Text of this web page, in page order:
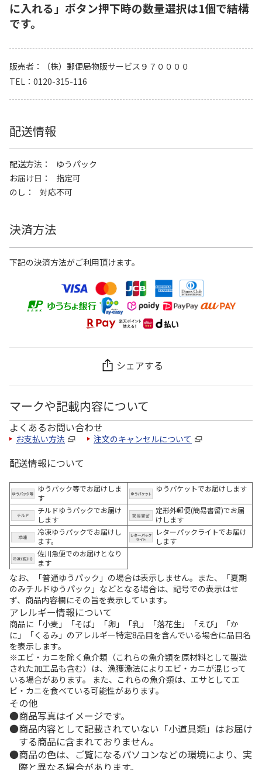
に入れる」ボタン押下時の数量選択は1個で結構
です。
販売者
（株）郵便局物販サービス９７００００
TEL
0120-315-116
配送情報
配送方法
ゆうパック
お届け日
指定可
のし
対応不可
決済方法
下記の決済方法がご利用頂けます。
シェアする
マークや記載内容について
よくあるお問い合わせ
お支払い方法 注文のキャンセルについて
配送情報について
ゆうパック等でお届けしま
す
ゆうパケットでお届けします
チルドゆうパックでお届け
します
定形外郵便(簡易書留)でお届
けします
冷凍ゆうパックでお届けし
ます。
レターパックライトでお届け
します
佐川急便でのお届けとなり
ます
なお、「普通ゆうパック」の場合は表示しません。また、「夏期
のみチルドゆうパック」などとなる場合は、記号での表示はせ
ず、商品内容欄にその旨を表示しています。
アレルギー情報について
商品に「小麦」「そば」「卵」「乳」「落花生」「えび」「か
に」「くるみ」のアレルギー特定8品目を含んでいる場合に品目名
を表示します。
※エビ・カニを除く魚介類（これらの魚介類を原材料として製造
された加工品も含む）は、漁獲漁法によりエビ・カニが混じって
いる場合があります。 また、これらの魚介類は、エサとしてエ
ビ・カニを食べている可能性があります。
その他
商品写真はイメージです。
商品内容として記載されていない「小道具類」はお届け
する商品に含まれておりません。
商品の色は、ご覧になるパソコンなどの環境により、実
際と異なる場合があります。